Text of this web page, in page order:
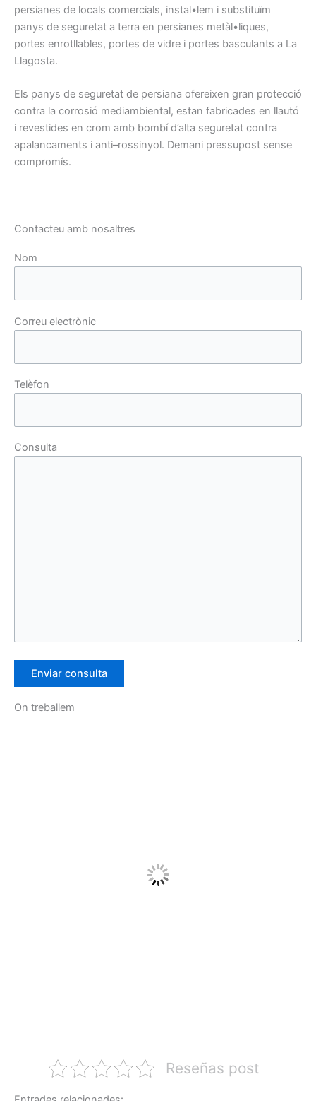
persianes de locals comercials, instal•lem i substituïm
panys de seguretat a terra en persianes metàl•liques,
portes enrotllables, portes de vidre i portes basculants a La
Llagosta.
Els panys de seguretat de persiana ofereixen gran protecció
contra la corrosió mediambiental, estan fabricades en llautó
i revestides en crom amb bombí d’alta seguretat contra
apalancaments i anti–rossinyol. Demani pressupost sense
compromís.
Contacteu amb nosaltres
Nom
Correu electrònic
Telèfon
Consulta
On treballem
Reseñas post